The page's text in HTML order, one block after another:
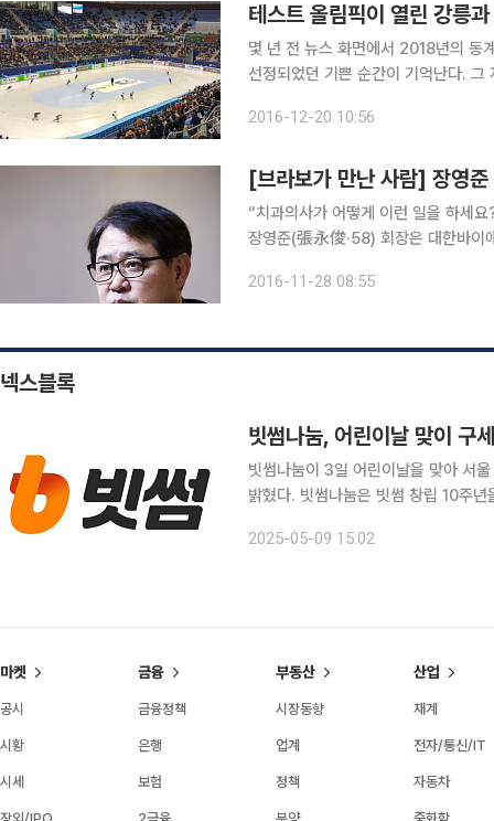
테스트 올림픽이 열린 강릉
몇 년 전 뉴스 화면에서 2018년의 동
선정되었던 기쁜 순간이 기억난다. 그
다니 스포츠계뿐 아니라 관광으로도
2016-12-20 10:56
[브라보가 만난 사람] 장영
“치과의사가 어떻게 이런 일을 하세
장영준(張永俊·58) 회장은 대한바이
기 동계스포츠를 대표하는 자리에 치
2016-11-28 08:55
넥스블록
빗썸나눔, 어린이날 맞이 구
빗썸나눔이 3일 어린이날을 맞아 서
밝혔다. 빗썸나눔은 빗썸 창립 10주년을 기념해 고객에게 받은 사랑을 사회에 환원하고자 2024년
년 부모를 잃고 거리를 방황하는 아이
2025-05-09 15:02
마켓
공시
시황
시세
금융
금융정책
은행
보험
부동산
시장동향
업계
정책
산업
재계
전자/통신/IT
자동차